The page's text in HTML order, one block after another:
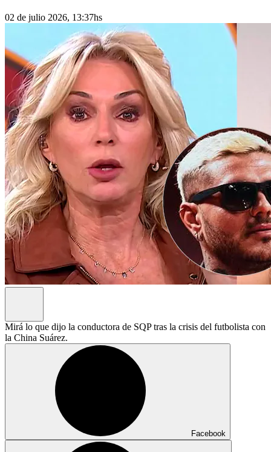
02 de julio 2026, 13:37hs
Mirá lo que dijo la conductora de SQP tras la crisis del futbolista con
la China Suárez.
Facebook